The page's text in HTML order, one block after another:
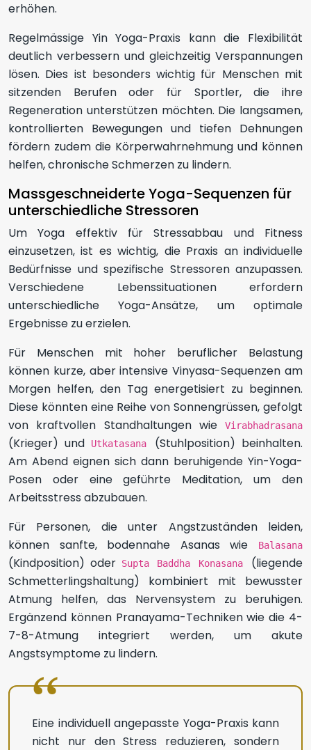
erhöhen.
Regelmässige Yin Yoga-Praxis kann die Flexibilität
deutlich verbessern und gleichzeitig Verspannungen
lösen. Dies ist besonders wichtig für Menschen mit
sitzenden Berufen oder für Sportler, die ihre
Regeneration unterstützen möchten. Die langsamen,
kontrollierten Bewegungen und tiefen Dehnungen
fördern zudem die Körperwahrnehmung und können
helfen, chronische Schmerzen zu lindern.
Massgeschneiderte Yoga-Sequenzen für
unterschiedliche Stressoren
Um Yoga effektiv für Stressabbau und Fitness
einzusetzen, ist es wichtig, die Praxis an individuelle
Bedürfnisse und spezifische Stressoren anzupassen.
Verschiedene Lebenssituationen erfordern
unterschiedliche Yoga-Ansätze, um optimale
Ergebnisse zu erzielen.
Für Menschen mit hoher beruflicher Belastung
können kurze, aber intensive Vinyasa-Sequenzen am
Morgen helfen, den Tag energetisiert zu beginnen.
Diese könnten eine Reihe von Sonnengrüssen, gefolgt
von kraftvollen Standhaltungen wie
Virabhadrasana
(Krieger) und Utkatasana (Stuhlposition) beinhalten.
Am Abend eignen sich dann beruhigende Yin-Yoga-
Posen oder eine geführte Meditation, um den
Arbeitsstress abzubauen.
Für Personen, die unter Angstzuständen leiden,
können sanfte, bodennahe Asanas wie
Balasana
(Kindposition) oder Supta Baddha Konasana (liegende
Schmetterlingshaltung) kombiniert mit bewusster
Atmung helfen, das Nervensystem zu beruhigen.
Ergänzend können Pranayama-Techniken wie die 4-
7-8-Atmung integriert werden, um akute
Angstsymptome zu lindern.
Eine individuell angepasste Yoga-Praxis kann
nicht nur den Stress reduzieren, sondern